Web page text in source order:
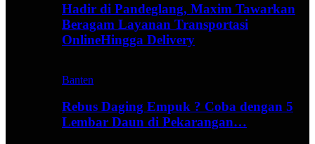
Hadir di Pandeglang, Maxim Tawarkan
Beragam Layanan Transportasi
OnlineHingga Delivery
Banten
Rebus Daging Empuk ? Coba dengan 5
Lembar Daun di Pekarangan…